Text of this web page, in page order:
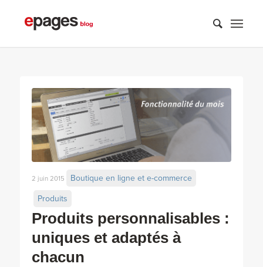
Produits personnalisables :
uniques et adaptés à
chacun
2 juin 2015 Boutique en ligne et e-commerce
Produits